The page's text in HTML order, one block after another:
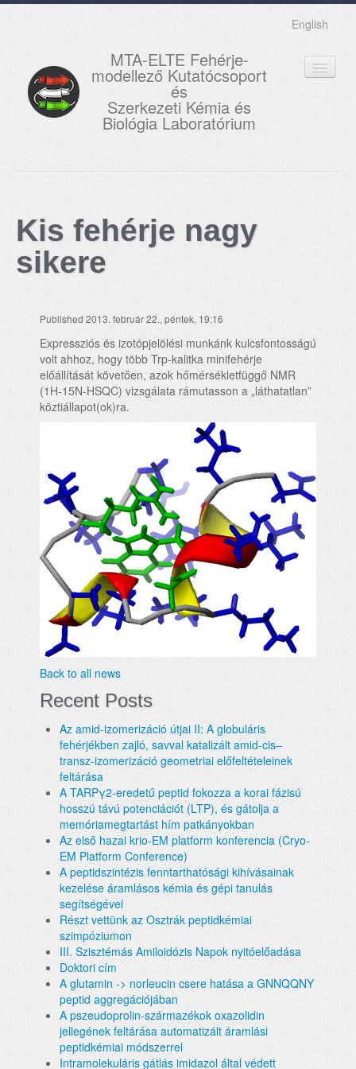
English
MTA-ELTE Fehérje-
modellező Kutatócsoport
és
Szerkezeti Kémia és
Biológia Laboratórium
OKTATÁS
MUNKATÁRSAK
GALÉRIA
KAPCSOLAT
Kis fehérje nagy
sikere
Published 2013. február 22., péntek, 19:16
Expressziós és izotópjelölési munkánk kulcsfontosságú
volt ahhoz, hogy több Trp-kalitka minifehérje
előállítását követően, azok hőmérsékletfüggő NMR
(1H-15N-HSQC) vizsgálata rámutasson a „láthatatlan”
köztiállapot(ok)ra.
Back to all news
Recent Posts
Az amid-izomerizáció útjai II: A globuláris
fehérjékben zajló, savval katalizált amid-cis–
transz-izomerizáció geometriai előfeltételeinek
feltárása
A TARPγ2-eredetű peptid fokozza a korai fázisú
hosszú távú potenciációt (LTP), és gátolja a
memóriamegtartást hím patkányokban
Az első hazai krio-EM platform konferencia (Cryo-
EM Platform Conference)
A peptidszintézis fenntarthatósági kihívásainak
kezelése áramlásos kémia és gépi tanulás
segítségével
Részt vettünk az Osztrák peptidkémiai
szimpóziumon
III. Szisztémás Amiloidózis Napok nyitóelőadása
Doktori cím
A glutamin -> norleucin csere hatása a GNNQQNY
peptid aggregációjában
A pszeudoprolin-származékok oxazolidin
jellegének feltárása automatizált áramlási
peptidkémiai módszerrel
Intramolekuláris gátlás imidazol által védett